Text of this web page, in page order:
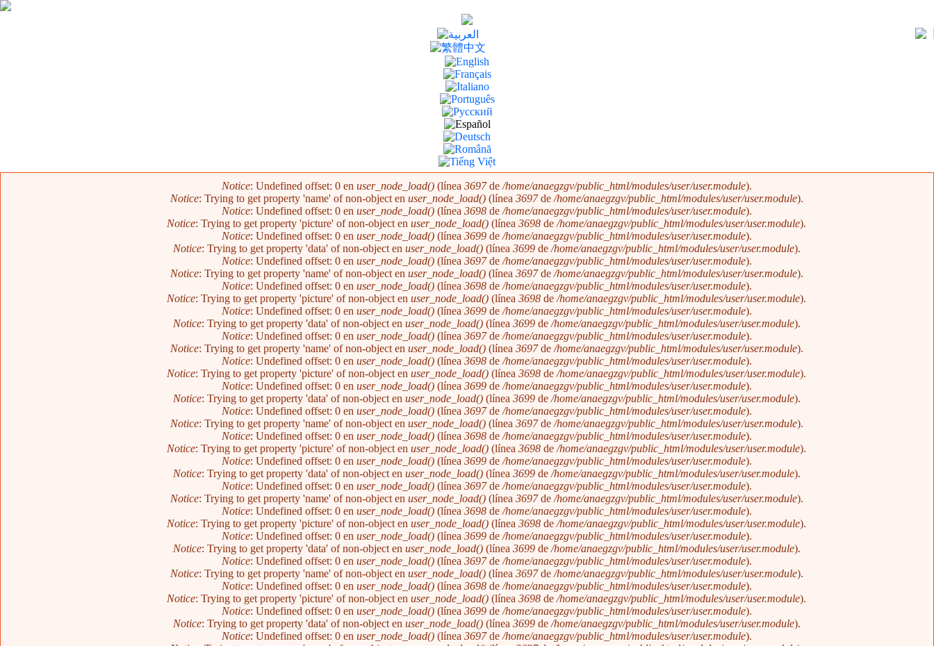
Notice: Undefined offset: 0 en user_node_load()(línea 3697de /home/anaegzgv/public_html/modules/user/user.module).
Notice: Trying to get property 'name' of non-object en user_node_load()(línea 3697de /home/anaegzgv/public_html/modules/user/user.module).
Notice: Undefined offset: 0 en user_node_load()(línea 3698de /home/anaegzgv/public_html/modules/user/user.module).
Notice: Trying to get property 'picture' of non-object en user_node_load() (línea 3698 de /home/anaegzgv/public_html/modules/user/user.module).
Notice: Undefined offset: 0 en user_node_load()(línea 3699de /home/anaegzgv/public_html/modules/user/user.module).
Notice: Trying to get property 'data' of non-object en user_node_load()(línea 3699de /home/anaegzgv/public_html/modules/user/user.module).
Notice: Undefined offset: 0 en user_node_load()(línea 3697de /home/anaegzgv/public_html/modules/user/user.module).
Notice: Trying to get property 'name' of non-object en user_node_load()(línea 3697de /home/anaegzgv/public_html/modules/user/user.module).
Notice: Undefined offset: 0 en user_node_load()(línea 3698de /home/anaegzgv/public_html/modules/user/user.module).
Notice: Trying to get property 'picture' of non-object en user_node_load() (línea 3698 de /home/anaegzgv/public_html/modules/user/user.module).
Notice: Undefined offset: 0 en user_node_load()(línea 3699de /home/anaegzgv/public_html/modules/user/user.module).
Notice: Trying to get property 'data' of non-object en user_node_load()(línea 3699de /home/anaegzgv/public_html/modules/user/user.module).
Notice: Undefined offset: 0 en user_node_load()(línea 3697de /home/anaegzgv/public_html/modules/user/user.module).
Notice: Trying to get property 'name' of non-object en user_node_load()(línea 3697de /home/anaegzgv/public_html/modules/user/user.module).
Notice: Undefined offset: 0 en user_node_load()(línea 3698de /home/anaegzgv/public_html/modules/user/user.module).
Notice: Trying to get property 'picture' of non-object en user_node_load() (línea 3698 de /home/anaegzgv/public_html/modules/user/user.module).
Notice: Undefined offset: 0 en user_node_load()(línea 3699de /home/anaegzgv/public_html/modules/user/user.module).
Notice: Trying to get property 'data' of non-object en user_node_load()(línea 3699de /home/anaegzgv/public_html/modules/user/user.module).
Notice: Undefined offset: 0 en user_node_load()(línea 3697de /home/anaegzgv/public_html/modules/user/user.module).
Notice: Trying to get property 'name' of non-object en user_node_load()(línea 3697de /home/anaegzgv/public_html/modules/user/user.module).
Notice: Undefined offset: 0 en user_node_load()(línea 3698de /home/anaegzgv/public_html/modules/user/user.module).
Notice: Trying to get property 'picture' of non-object en user_node_load() (línea 3698 de /home/anaegzgv/public_html/modules/user/user.module).
Notice: Undefined offset: 0 en user_node_load()(línea 3699de /home/anaegzgv/public_html/modules/user/user.module).
Notice: Trying to get property 'data' of non-object en user_node_load()(línea 3699de /home/anaegzgv/public_html/modules/user/user.module).
Notice: Undefined offset: 0 en user_node_load()(línea 3697de /home/anaegzgv/public_html/modules/user/user.module).
Notice: Trying to get property 'name' of non-object en user_node_load()(línea 3697de /home/anaegzgv/public_html/modules/user/user.module).
Notice: Undefined offset: 0 en user_node_load()(línea 3698de /home/anaegzgv/public_html/modules/user/user.module).
Notice: Trying to get property 'picture' of non-object en user_node_load() (línea 3698 de /home/anaegzgv/public_html/modules/user/user.module).
Notice: Undefined offset: 0 en user_node_load()(línea 3699de /home/anaegzgv/public_html/modules/user/user.module).
Notice: Trying to get property 'data' of non-object en user_node_load()(línea 3699de /home/anaegzgv/public_html/modules/user/user.module).
Notice: Undefined offset: 0 en user_node_load()(línea 3697de /home/anaegzgv/public_html/modules/user/user.module).
Notice: Trying to get property 'name' of non-object en user_node_load()(línea 3697de /home/anaegzgv/public_html/modules/user/user.module).
Notice: Undefined offset: 0 en user_node_load()(línea 3698de /home/anaegzgv/public_html/modules/user/user.module).
Notice: Trying to get property 'picture' of non-object en user_node_load() (línea 3698 de /home/anaegzgv/public_html/modules/user/user.module).
Notice: Undefined offset: 0 en user_node_load()(línea 3699de /home/anaegzgv/public_html/modules/user/user.module).
Notice: Trying to get property 'data' of non-object en user_node_load()(línea 3699de /home/anaegzgv/public_html/modules/user/user.module).
Notice: Undefined offset: 0 en user_node_load()(línea 3697de /home/anaegzgv/public_html/modules/user/user.module).